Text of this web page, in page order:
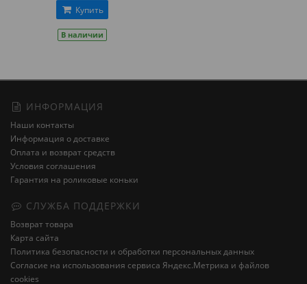
Купить
В наличии
ИНФОРМАЦИЯ
Наши контакты
Информация о доставке
Оплата и возврат средств
Условия соглашения
Гарантия на роликовые коньки
СЛУЖБА ПОДДЕРЖКИ
Возврат товара
Карта сайта
Политика безопасности и обработки персональных данных
Cогласие на использования сервиса Яндекс.Метрика и файлов
cookies